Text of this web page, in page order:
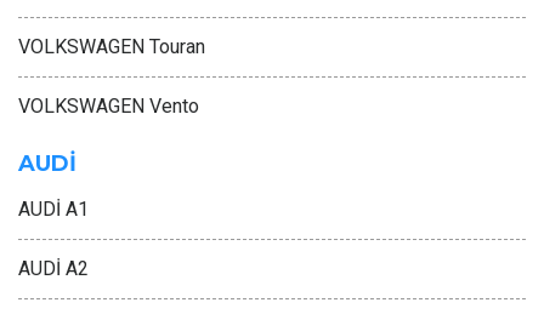
VOLKSWAGEN Touran
VOLKSWAGEN Vento
AUDİ
AUDİ A1
AUDİ A2